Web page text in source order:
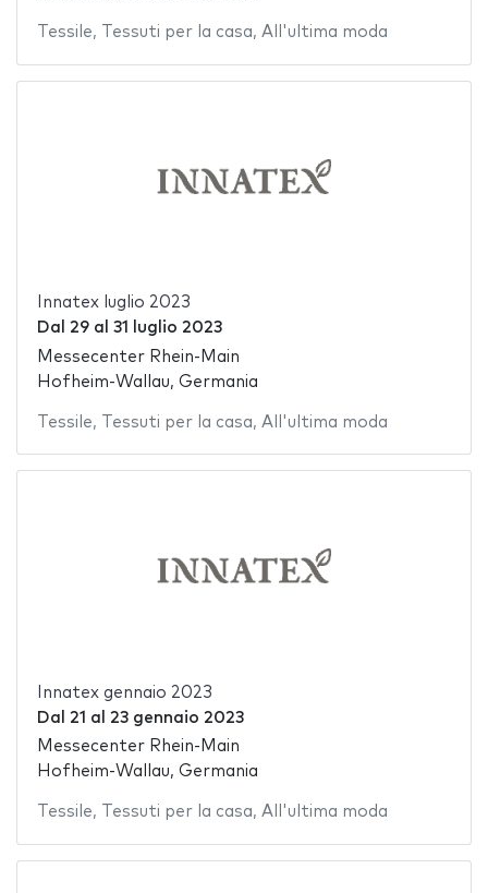
Tessile, Tessuti per la casa, All'ultima moda
Innatex luglio 2023
Dal 29al 31 luglio 2023
Messecenter Rhein-Main
Hofheim-Wallau, Germania
Tessile, Tessuti per la casa, All'ultima moda
Innatex gennaio 2023
Dal 21 al 23 gennaio 2023
Messecenter Rhein-Main
Hofheim-Wallau, Germania
Tessile, Tessuti per la casa, All'ultima moda